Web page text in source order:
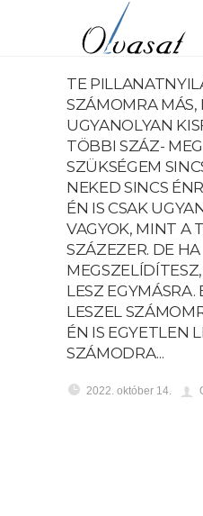
TE
SZÁMOMRA MÁS,
UGYANOLYAN
TÖBBI SZÁZ-
SZÜKSÉGEM
NEKED SINCS
ÉN IS CSAK
VAGYOK, MINT A
SZÁZEZER. DE HA
LESZ EGYMÁSRA.
LESZEL
ÉN IS EGYETLEN
SZÁMODRA...
2022. október 14.